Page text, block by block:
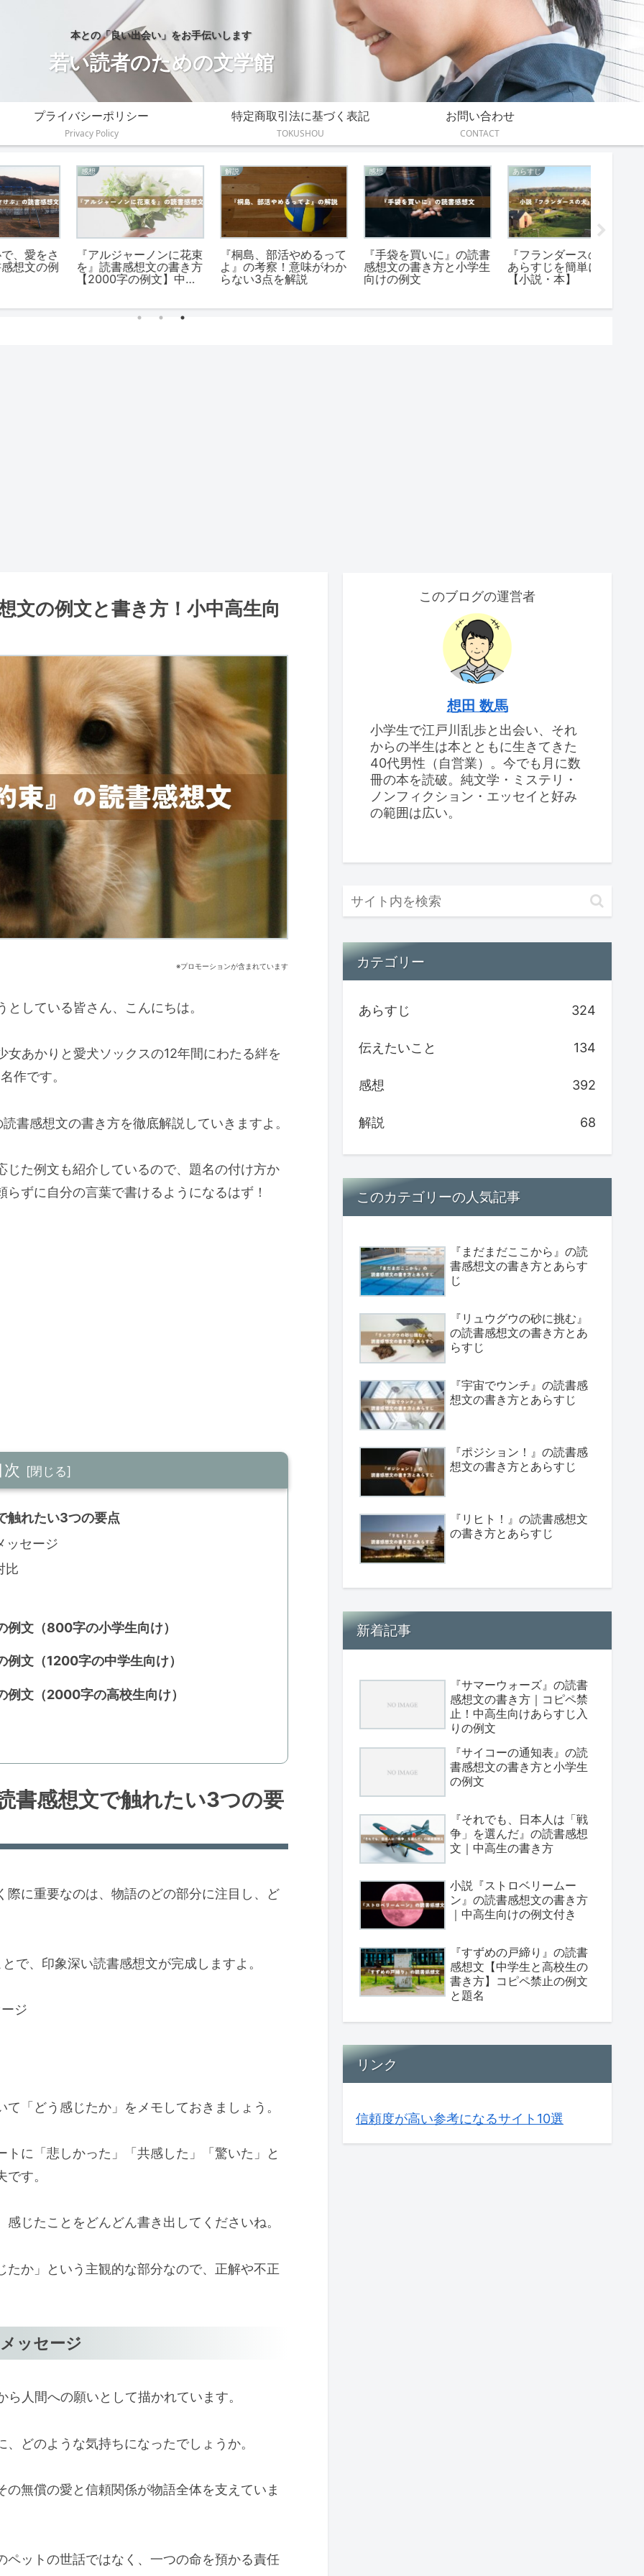
本との「良い出会い」をお手伝いします
若い読者のための文学館
プライバシーポリシー
Privacy Policy
特定商取引法に基づく表記
TOKUSHOU
お問い合わせ
CONTACT
『アルジャーノンに花束
を』読書感想文の書き方
【2000字の例文】中学
『桐島、部活やめるって
よ』の考察！意味がわか
らない3点を解説
『手袋を買いに』の読書
感想文の書き方と小学生
向けの例文
あらすじ
『フランダースの犬』の
あらすじを簡単に短く
【小説・本】
文の例文と書き方！小中高生向
※プロモーションが含まれています
している皆さん、こんにちは。
あかりと愛犬ソックスの12年間にわたる絆を
作です。
書感想文の書き方を徹底解説していきますよ。
た例文も紹介しているので、題名の付け方か
ずに自分の言葉で書けるようになるはず！
次
触れたい3つの要点
ッセージ
比
文（800字の小学生向け）
文（1200字の中学生向け）
文（2000字の高校生向け）
書感想文で触れたい3つの要
際に重要なのは、物語のどの部分に注目し、ど
で、印象深い読書感想文が完成しますよ。
ジ
「どう感じたか」をメモしておきましょう。
に「悲しかった」「共感した」「驚いた」と
す。
じたことをどんどん書き出してくださいね。
か」という主観的な部分なので、正解や不正
ッセージ
人間への願いとして描かれています。
どのような気持ちになったでしょうか。
無償の愛と信頼関係が物語全体を支えていま
ットの世話ではなく、一つの命を預かる責任
このブログの運営者
想田 数馬
小学生で江戸川乱歩と出会い、それ
からの半生は本とともに生きてきた
40代男性（自営業）。今でも月に数
冊の本を読破。純文学・ミステリ・
ノンフィクション・エッセイと好み
の範囲は広い。
カテゴリー
あらすじ 324
伝えたいこと 134
感想 392
解説 68
このカテゴリーの人気記事
『まだまだここから』の読
書感想文の書き方とあらす
じ
『リュウグウの砂に挑む』
の読書感想文の書き方とあ
らすじ
『宇宙でウンチ』の読書感
想文の書き方とあらすじ
『ポジション！』の読書感
想文の書き方とあらすじ
『リヒト！』の読書感想文
の書き方とあらすじ
新着記事
『サマーウォーズ』の読書
感想文の書き方｜コピペ禁
止！中高生向けあらすじ入
りの例文
『サイコーの通知表』の読
書感想文の書き方と小学生
の例文
『それでも、日本人は「戦
争」を選んだ』の読書感想
文｜中高生の書き方
小説『ストロベリームー
ン』の読書感想文の書き方
｜中高生向けの例文付き
『すずめの戸締り』の読書
感想文【中学生と高校生の
書き方】コピペ禁止の例文
と題名
リンク
信頼度が高い参考になるサイト10選